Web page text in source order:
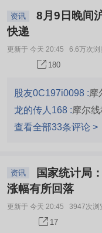
资讯
8月9日晚间沪深上市公司重大事项公告最新
快递
更新于 今天 20:45 6.6万次浏
180
股友0C197i0098 :摩
龙的传人168 :摩尔
查看全部33条评论 >
资讯
涨幅有所回落
更新于 今天 20:45 3947次浏
17